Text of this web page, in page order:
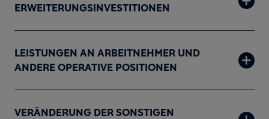
ERWEITERUNGSINVESTITIONEN
LEISTUNGEN AN ARBEITNEHMER UND
ANDERE OPERATIVE POSITIONEN
VERÄNDERUNG DER SONSTIGEN